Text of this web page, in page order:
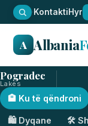
·KontaktiHyr
A Albania
Pogradec
Lakes
🏨 Ku të qëndroni
🛍️ Dyqane 🛠️